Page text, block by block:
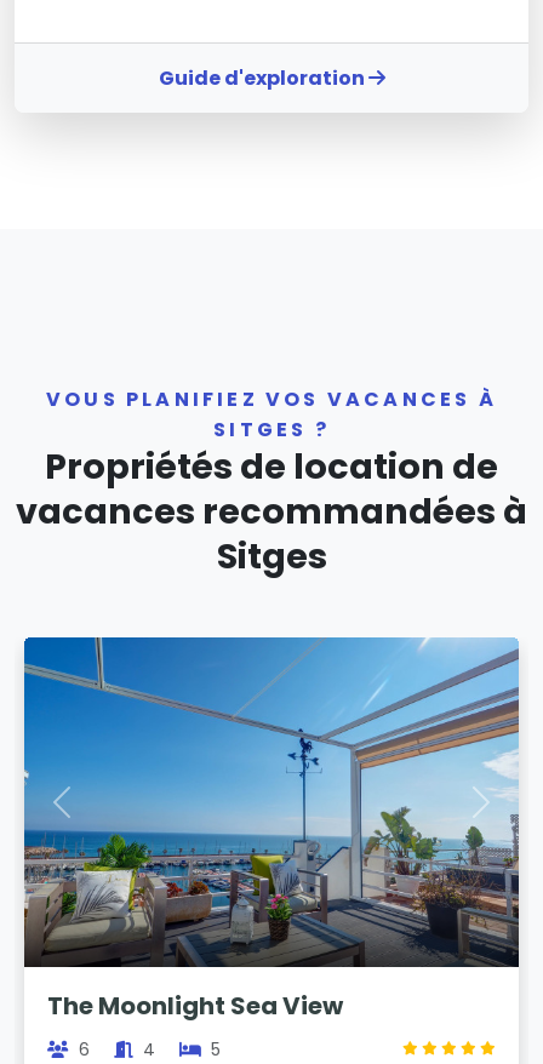
Guide d'exploration
VOUS PLANIFIEZ VOS VACANCES À
SITGES ?
Propriétés de location de
vacances recommandées à
Sitges
Previous Next
The Moonlight Sea View
6 4 5